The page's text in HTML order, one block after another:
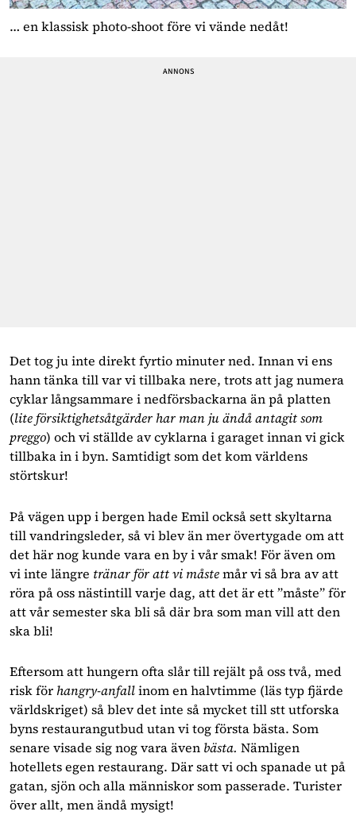
… en klassisk photo-shoot före vi vände nedåt!
Det tog ju inte direkt fyrtio minuter ned. Innan vi ens
hann tänka till var vi tillbaka nere, trots att jag numera
cyklar långsammare i nedförsbackarna än på platten
(lite försiktighetsåtgärder har man ju ändå antagit som
preggo) och vi ställde av cyklarna i garaget innan vi gick
tillbaka in i byn. Samtidigt som det kom världens
störtskur!
På vägen upp i bergen hade Emil också sett skyltarna
till vandringsleder, så vi blev än mer övertygade om att
det här nog kunde vara en by i vår smak! För även om
vi inte längre tränar för att vi måste mår vi så bra av att
röra på oss nästintill varje dag, att det är ett ”måste” för
att vår semester ska bli så där bra som man vill att den
ska bli!
Eftersom att hungern ofta slår till rejält på oss två, med
risk för hangry-anfall inom en halvtimme (läs typ fjärde
världskriget) så blev det inte så mycket till stt utforska
byns restaurangutbud utan vi tog första bästa. Som
senare visade sig nog vara även bästa. Nämligen
hotellets egen restaurang. Där satt vi och spanade ut på
gatan, sjön och alla människor som passerade. Turister
över allt, men ändå mysigt!